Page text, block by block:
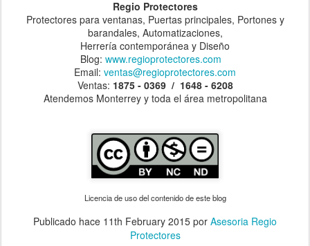
Regio Protectores
Protectores para ventanas, Puertas principales, Portones y
barandales, Automatizaciones,
Herrería contemporánea y Diseño
Blog: www.regioprotectores.com
Email: ventas@regioprotectores.com
Ventas: 1875 - 0369 / 1648 - 6208
Atendemos Monterrey y toda el área metropolitana
Licencia de uso del contenido de este blog
Publicado hace 11th February 2015 por Asesoria Regio
Protectores